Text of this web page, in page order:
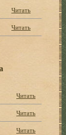
Читать
Читать
Читать
Читать
Читать